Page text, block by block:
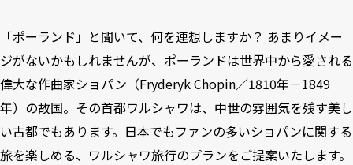
「ポーランド」と聞いて、何を連想しますか？ あまりイメー
ジがないかもしれませんが、ポーランドは世界中から愛される
偉大な作曲家ショパン（Fryderyk Chopin／1810年－1849
年）の故国。その首都ワルシャワは、中世の雰囲気を残す美し
い古都でもあります。日本でもファンの多いショパンに関する
旅を楽しめる、ワルシャワ旅行のプランをご提案いたします。